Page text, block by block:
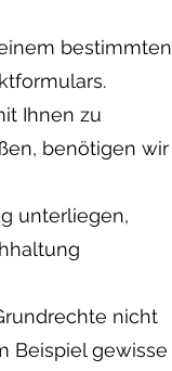
bestimmten
Ihnen zu
benötigen wir
unterliegen,
nicht
Beispiel gewisse